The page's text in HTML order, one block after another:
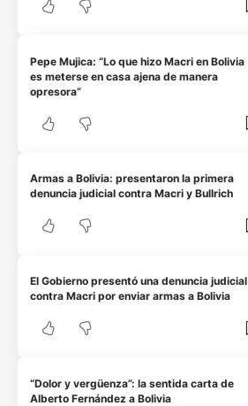
Pepe Mujica: “Lo que hizo Macri en Bolivia
es meterse en casa ajena de manera
opresora”
Armas a Bolivia: presentaron la primera
denuncia judicial contra Macri y Bullrich
El Gobierno presentó una denuncia judicial
contra Macri por enviar armas a Bolivia
“Dolor y vergüenza”: la sentida carta de
Alberto Fernández a Bolivia